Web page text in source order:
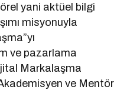
yani aktüel bilgi
misyonuyla
ve pazarlama
Markalaşma
ve Mentör